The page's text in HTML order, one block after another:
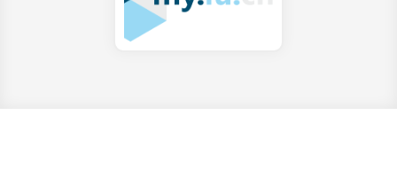
my.lu.ch